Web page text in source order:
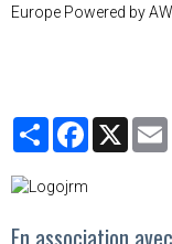
PartagerFacebook
X
En association avec